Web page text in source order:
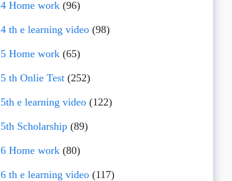
4 Home work(96)
4 th e learning video(98)
5 Home work(65)
5 th Onlie Test(252)
5th e learning video(122)
5th Scholarship(89)
6 Home work(80)
6 th e learning video(117)